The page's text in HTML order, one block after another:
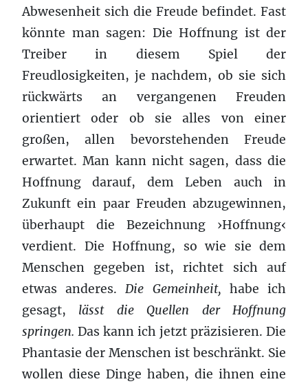
Abwesenheit sich die Freude befindet. Fast
könnte man sagen: Die Hoffnung ist der
Treiber in diesem Spiel der
Freudlosigkeiten, je nachdem, ob sie sich
rückwärts an vergangenen Freuden
orientiert oder ob sie alles von einer
großen, allen bevorstehenden Freude
erwartet. Man kann nicht sagen, dass die
Hoffnung darauf, dem Leben auch in
Zukunft ein paar Freuden abzugewinnen,
überhaupt die Bezeichnung ›Hoffnung‹
verdient. Die Hoffnung, so wie sie dem
Menschen gegeben ist, richtet sich auf
etwas anderes.Die Gemeinheit, habe ich
gesagt, lässt die Quellen der Hoffnung
springen. Das kann ich jetzt präzisieren. Die
Phantasie der Menschen ist beschränkt. Sie
wollen diese Dinge haben, die ihnen eine